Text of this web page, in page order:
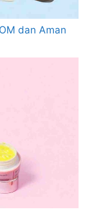
dan Aman